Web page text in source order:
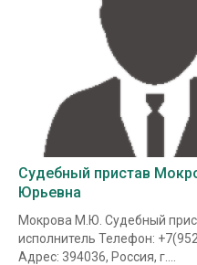
Судебный пристав
Юрьевна
Мокрова М.Ю. Судебный
исполнитель Телефон:
Адрес: 394036, Россия, г....